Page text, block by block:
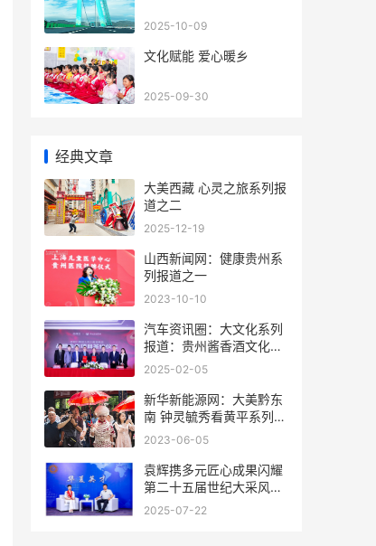
2025-10-09
文化赋能 爱心暖乡
2025-09-30
经典文章
大美西藏 心灵之旅系列报
道之二
2025-12-19
山西新闻网：健康贵州系
列报道之一
2023-10-10
汽车资讯圈：大文化系列
报道：贵州酱香酒文化系
列报道之二
2025-02-05
新华新能源网：大美黔东
南 钟灵毓秀看黄平系列报
道之十五
2023-06-05
袁辉携多元匠心成果闪耀
第二十五届世纪大采风盛
典
2025-07-22